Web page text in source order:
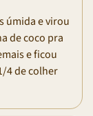
úmida e virou
de coco pra
e ficou
4 de colher